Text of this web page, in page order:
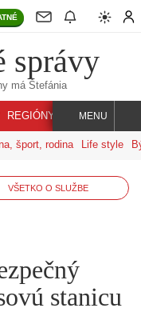
správy
má Štefánia
REGIÓNY INDEX SVET
MENU
šport, rodina Life style
VŠETKO O SLUŽBE
stanicu